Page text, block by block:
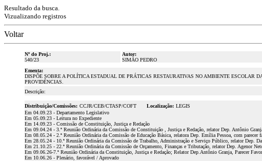
Resultado da busca.
Vizualizando registros
Voltar
Nº do Proj.:
540/23
Autor:
SIMÃO PEDRO
Ementa:
DISPÕE SOBRE A POLÍTICA ESTADUAL DE PRÁTICAS RESTAURATIVAS NO AMBIENTE ESCOLAR
PROVIDÊNCIAS.
Descrição:
Distribuição/Comissões: CCJR/CEB/CTASP/COFT Localização: LEGIS
Em 04.09.23 - Departamento Legislativo
Em 05.09.23 - Leitura no Expediente
Em 14.09.23 - Comissão de Constituição, Justiça e Redação
Em 09.04.24 - 3.ª Reunião Ordinária da Comissão de Constituição , Justiça e Redação, relator Dep. Antônio
Em 08.05.24 - 2.ª Reunião Ordinária da Comissão de Educação Básica, relatora Dep. Emília Pessoa, com parecer
Em 28.05.24 - 10.ª Reunião Ordinária da Comissão de Trabalho, Administração e Serviço Público, relator Dep.
Em 21.10.25 - 22.ª Reunião Ordinária da Comissão de Orçamento, Finanças e Tributação, relator Dep. Agenor
Em 09.06.26-7.ª Reunião Ordinária da Constituição, Justiça e Redação; Relator Dep.Antônio Granja, Parecer
Em 10.06.26 - Plenário, favorável / Aprovado